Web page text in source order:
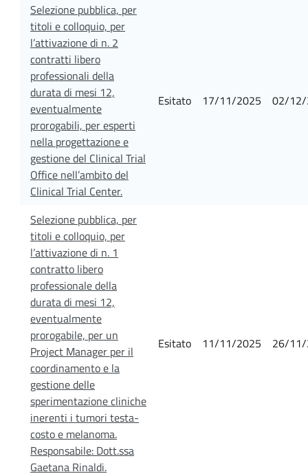
Selezione pubblica, per
titoli e colloquio, per
l’attivazione di n. 2
contratti libero
professionali della
durata di mesi 12,
eventualmente
prorogabili, per esperti
nella progettazione e
gestione del Clinical Trial
Office nell’ambito del
Clinical Trial Center.
Esitato 17/11/2025 02/
Selezione pubblica, per
titoli e colloquio, per
l’attivazione di n. 1
contratto libero
professionale della
durata di mesi 12,
eventualmente
prorogabile, per un
Project Manager per il
coordinamento e la
gestione delle
sperimentazione cliniche
inerenti i tumori testa-
costo e melanoma.
Responsabile: Dott.ssa
Gaetana Rinaldi.
Esitato 11/11/2025 26/